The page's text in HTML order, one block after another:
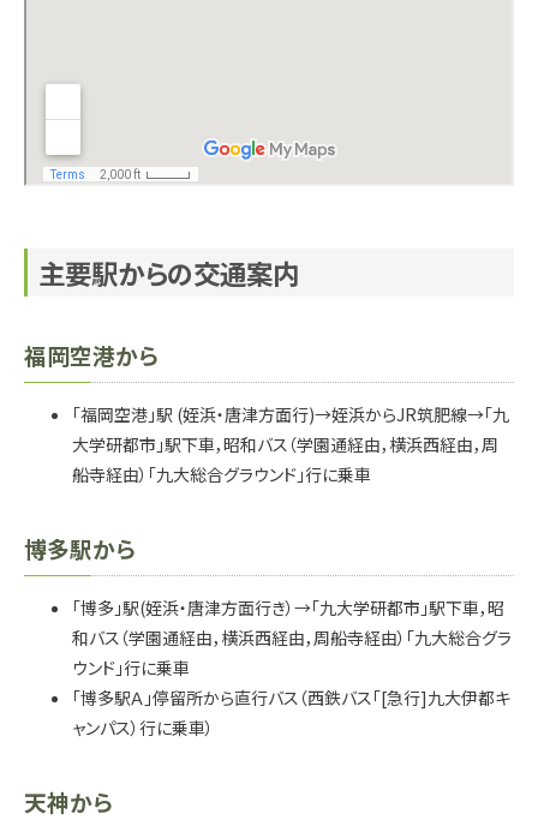
主要駅からの交通案内
福岡空港から
「福岡空港」駅 (姪浜・唐津方面行)→姪浜からJR筑肥線→「九
大学研都市」駅下車，昭和バス（学園通経由，横浜西経由，周
船寺経由）「九大総合グラウンド」行に乗車
博多駅から
「博多」駅(姪浜・唐津方面行き）→「九大学研都市」駅下車，昭
和バス（学園通経由，横浜西経由，周船寺経由）「九大総合グラ
ウンド」行に乗車
「博多駅Ａ」停留所から直行バス（西鉄バス「[急行]九大伊都キ
ャンパス）行に乗車）
天神から